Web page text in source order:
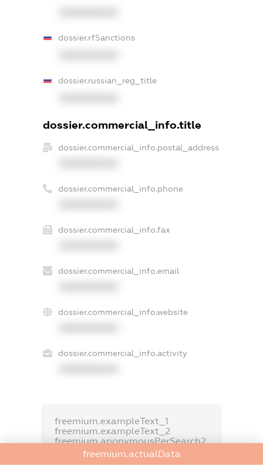
dossier.rfSanctions
dossier.russian_reg_title
dossier.commercial_info.title
dossier.commercial_info.postal_address
dossier.commercial_info.phone
dossier.commercial_info.fax
dossier.commercial_info.email
dossier.commercial_info.website
dossier.commercial_info.activity
freemium.exampleText_1
freemium.exampleText_2
freemium.anonymousPerSearch2
FREEMIUM.DETAILS
freemium.actualData